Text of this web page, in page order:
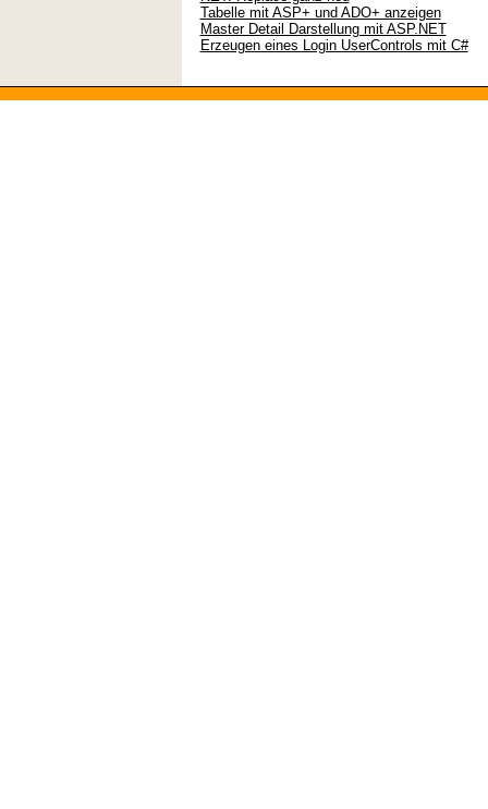
Tabelle mit ASP+ und ADO+ anzeigen
Master Detail Darstellung mit ASP.NET
Erzeugen eines Login UserControls mit C#